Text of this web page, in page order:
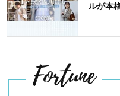
ルが本
Fortune